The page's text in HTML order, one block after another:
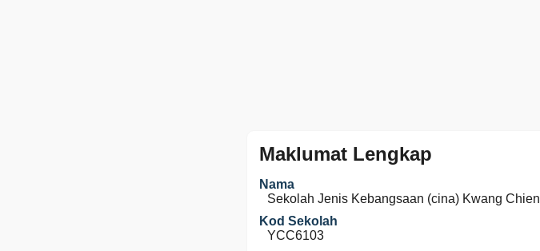
Maklumat Lengkap
Nama
Sekolah Jenis Kebangsaan (cina) Kwang Chien
Kod Sekolah
YCC6103